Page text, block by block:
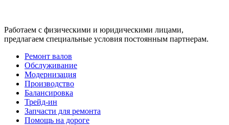
Работаем с физическими и юридическими лицами,
предлагаем специальные условия постоянным партнерам.
Ремонт валов
Обслуживание
Модернизация
Производство
Балансировка
Трейд-ин
Запчасти для ремонта
Помощь на дороге